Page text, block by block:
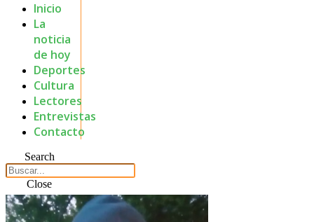
Inicio
La
noticia
de hoy
Deportes
Cultura
Lectores
Entrevistas
Contacto
Search
Close